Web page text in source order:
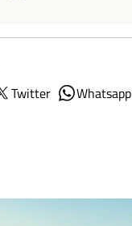
Twitter Whatsapp